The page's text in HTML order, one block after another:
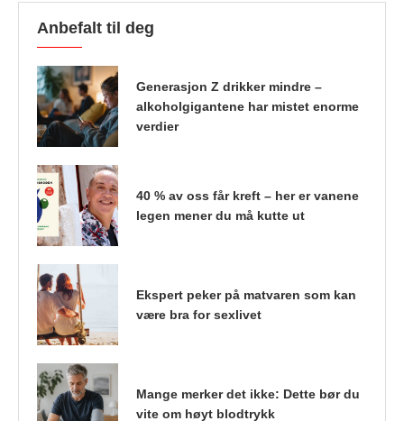
Anbefalt til deg
Generasjon Z drikker mindre –
alkoholgigantene har mistet enorme
verdier
40 % av oss får kreft – her er vanene
legen mener du må kutte ut
Ekspert peker på matvaren som kan
være bra for sexlivet
Mange merker det ikke: Dette bør du
vite om høyt blodtrykk